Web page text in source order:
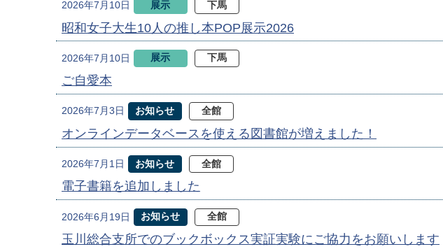
2026年7月10日 展示 下馬
昭和女子大生10人の推し本POP展示2026
2026年7月10日 展示 下馬
ご自愛本
2026年7月3日 お知らせ 全館
オンラインデータベースを使える図書館が増えました！
2026年7月1日 お知らせ 全館
電子書籍を追加しました
2026年6月19日 お知らせ 全館
玉川総合支所でのブックボックス実証実験にご協力をお願いします